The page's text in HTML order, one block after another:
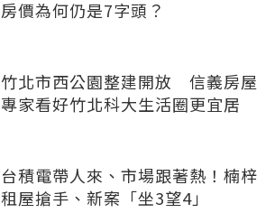
房價為何仍是7字頭？
竹北市西公園整建開放 信義房屋
專家看好竹北科大生活圈更宜居
台積電帶人來、市場跟著熱！楠梓
租屋搶手、新案「坐3望4」